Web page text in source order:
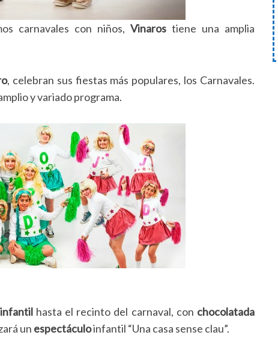
carnavales con niños, Vinaros tiene una amplia
, celebran sus fiestas más populares, los Carnavales.
y variado programa.
hasta el recinto del carnaval, con chocolatada
un espectáculoinfantil “Una casa sense clau”.